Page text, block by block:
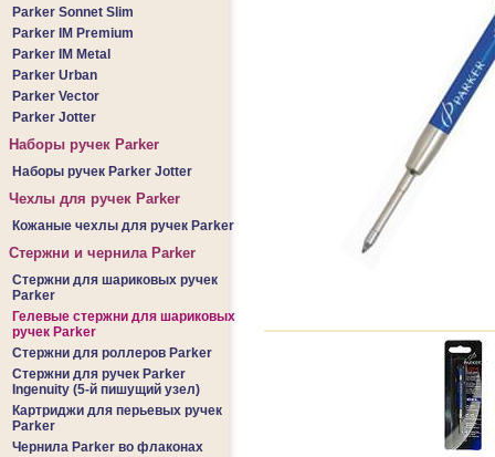
Parker Sonnet Slim
Parker IM Premium
Parker IM Metal
Parker Urban
Parker Vector
Parker Jotter
Наборы ручек Parker
Наборы ручек Parker Jotter
Чехлы для ручек Parker
Кожаные чехлы для ручек Parker
Стержни и чернила Parker
Стержни для шариковых ручек
Parker
Гелевые стержни для шариковых
ручек Parker
Стержни для роллеров Parker
Стержни для ручек Parker
Ingenuity (5-й пишущий узел)
Картриджи для перьевых ручек
Parker
Чернила Parker во флаконах